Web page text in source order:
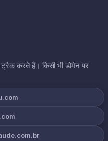
ट्रैक करते हैं। किसी भी डोमेन पर